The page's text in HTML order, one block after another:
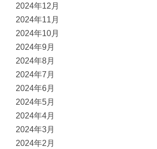
2024年12月
2024年11月
2024年10月
2024年9月
2024年8月
2024年7月
2024年6月
2024年5月
2024年4月
2024年3月
2024年2月